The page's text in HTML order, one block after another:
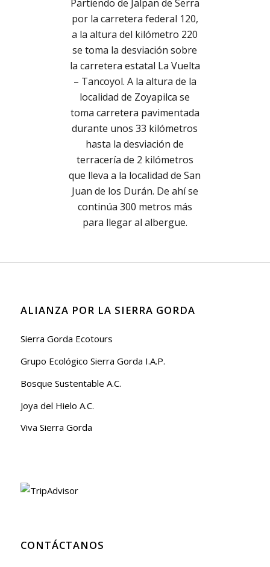
Partiendo de Jalpan de Serra
por la carretera federal 120,
a la altura del kilómetro 220
se toma la desviación sobre
la carretera estatal La Vuelta
– Tancoyol. A la altura de la
localidad de Zoyapilca se
toma carretera pavimentada
durante unos 33 kilómetros
hasta la desviación de
terracería de 2 kilómetros
que lleva a la localidad de San
Juan de los Durán. De ahí se
continúa 300 metros más
para llegar al albergue.
ALIANZA POR LA SIERRA GORDA
Sierra Gorda Ecotours
Grupo Ecológico Sierra Gorda I.A.P.
Bosque Sustentable A.C.
Joya del Hielo A.C.
Viva Sierra Gorda
CONTÁCTANOS